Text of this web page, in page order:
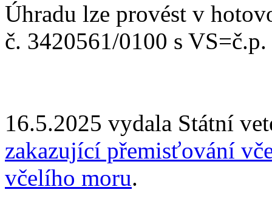
Úhradu lze provést v
č. 3420561/0100 s VS=č.p.
16.5.2025 vydala Státní
zakazující přemisťování
včelího moru.